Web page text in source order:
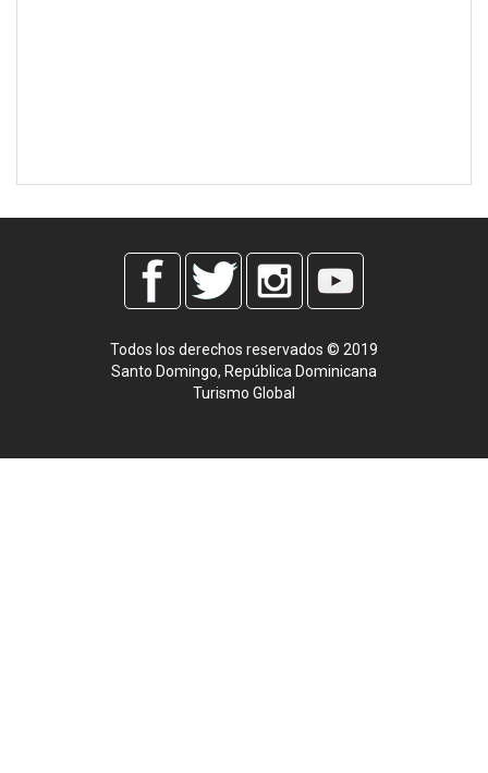
Todos los derechos reservados © 2019
Santo Domingo, República Dominicana
Turismo Global